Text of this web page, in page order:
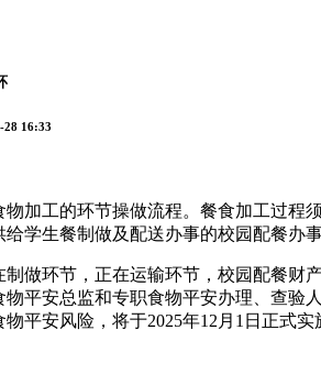
28 16:33
工的环节操做流程。餐食加工过程须
学生餐制做及配送办事的校园配餐办
环节，正在运输环节，校园配餐财
平安总监和专职食物平安办理、查
平安风险，将于2025年12月1日正式